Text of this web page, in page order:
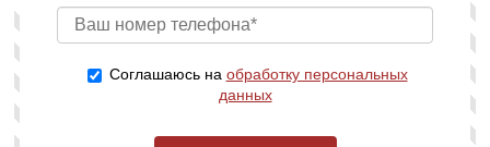
Соглашаюсь на обработку персональных
данных